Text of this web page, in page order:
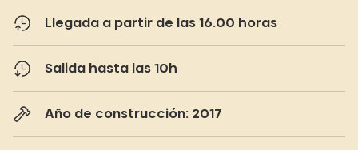
Llegada a partir de las 16.00 horas
Salida hasta las 10h
Año de construcción: 2017